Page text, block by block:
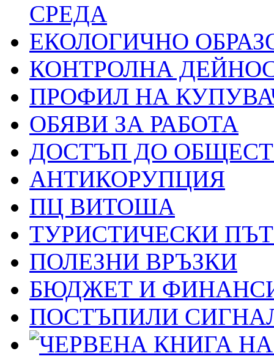
СРЕДА
ЕКОЛОГИЧНО
КОНТРОЛНА
ПРОФИЛ НА
ОБЯВИ ЗА РАБОТА
ДОСТЪП ДО
АНТИКОРУПЦИЯ
ПЦ ВИТОША
ТУРИСТИЧЕСКИ
ПОЛЕЗНИ ВРЪЗКИ
БЮДЖЕТ И
ПОСТЪПИЛИ